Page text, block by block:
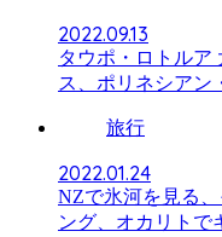
2022.09.13
タウポ・ロトルア
ス、ポリネシアン
旅行
2022.01.24
NZで氷河を見る
ング、オカリトで